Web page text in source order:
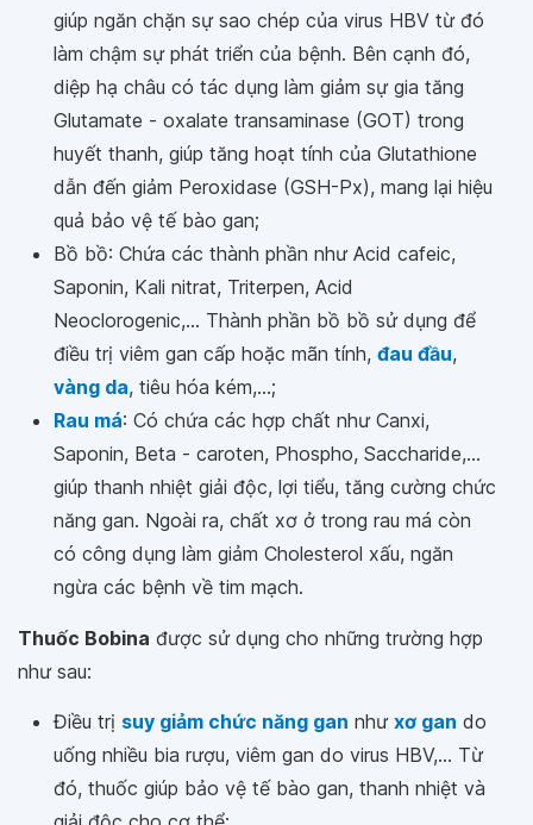
giúp ngăn chặn sự sao chép của virus HBV từ đó
làm chậm sự phát triển của bệnh. Bên cạnh đó,
diệp hạ châu có tác dụng làm giảm sự gia tăng
Glutamate - oxalate transaminase (GOT) trong
huyết thanh, giúp tăng hoạt tính của Glutathione
dẫn đến giảm Peroxidase (GSH-Px), mang lại hiệu
quả bảo vệ tế bào gan;
Bồ bồ: Chứa các thành phần như Acid cafeic,
Saponin, Kali nitrat, Triterpen, Acid
Neoclorogenic,... Thành phần bồ bồ sử dụng để
điều trị viêm gan cấp hoặc mãn tính, đau đầu,
vàng da, tiêu hóa kém,...;
Rau má: Có chứa các hợp chất như Canxi,
Saponin, Beta - caroten, Phospho, Saccharide,...
giúp thanh nhiệt giải độc, lợi tiểu, tăng cường chức
năng gan. Ngoài ra, chất xơ ở trong rau má còn
có công dụng làm giảm Cholesterol xấu, ngăn
ngừa các bệnh về tim mạch.
Thuốc Bobina được sử dụng cho những trường hợp
như sau:
Điều trị suy giảm chức năng gan như xơ gan do
uống nhiều bia rượu, viêm gan do virus HBV,... Từ
đó, thuốc giúp bảo vệ tế bào gan, thanh nhiệt và